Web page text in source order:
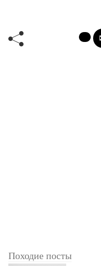
Походие посты